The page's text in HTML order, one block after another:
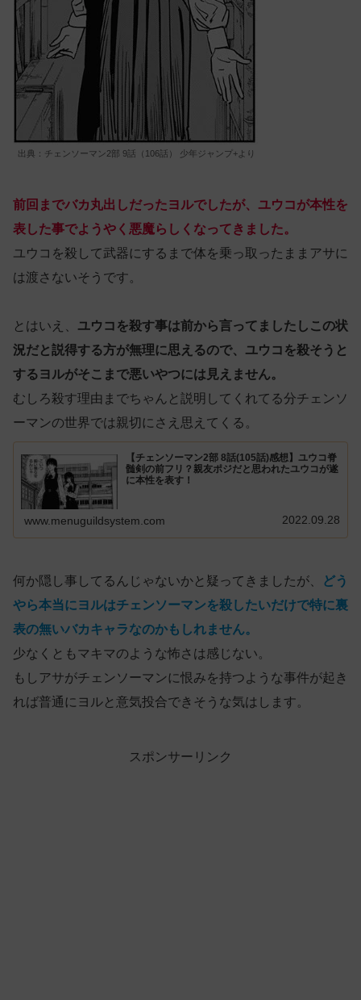
出典：チェンソーマン2部 9話（106話） 少年ジャンプ+より
前回までバカ丸出しだったヨルでしたが、ユウコが本性を
表した事でようやく悪魔らしくなってきました。
ユウコを殺して武器にするまで体を乗っ取ったままアサに
は渡さないそうです。
とはいえ、 ユウコを殺す事は前から言ってましたしこの状
況だと説得する方が無理に思えるので、ユウコを殺そうと
するヨルがそこまで悪いやつには見えません。
むしろ殺す理由までちゃんと説明してくれてる分チェンソ
ーマンの世界では親切にさえ思えてくる。
【チェンソーマン2部 8話(105話)感想】ユウコ脊
髄剣の前フリ？親友ポジだと思われたユウコが遂
に本性を表す！
www.menuguildsystem.com 2022.09.28
何か隠し事してるんじゃないかと疑ってきましたが、
どう
やら本当にヨルはチェンソーマンを殺したいだけで特に裏
表の無いバカキャラなのかもしれません。
少なくともマキマのような怖さは感じない。
もしアサがチェンソーマンに恨みを持つような事件が起き
れば普通にヨルと意気投合できそうな気はします。
スポンサーリンク